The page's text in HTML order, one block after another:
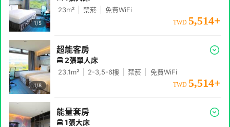
1/5
23m² 禁菸 免費WiFi
TWD 5,514+
1/8
超能客房
2張單人床
23.1m² 2-3,5-6樓 禁菸 免費WiFi
TWD 5,514+
能量套房
1張大床